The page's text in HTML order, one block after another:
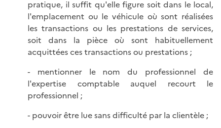
pratique, il suffit qu'elle figure soit dans le local,
l'emplacement ou le véhicule où sont réalisées
les transactions ou les prestations de services,
soit dans la pièce où sont habituellement
acquittées ces transactions ou prestations ;
- mentionner le nom du professionnel de
l'expertise comptable auquel recourt le
professionnel ;
- pouvoir être lue sans difficulté par la clientèle ;